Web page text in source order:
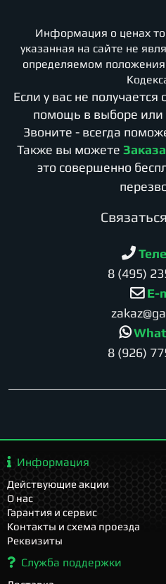
Информация о ценах
указанная на сайте не
определяемом
Если у вас не
помощь в выборе или
Звоните - всегда
Также вы можете
это совершенно
8 (495)
E-
8 (926)
Информация
Действующие акции
О нас
Гарантия и сервис
Контакты и схема проезда
Реквизиты
Служба поддержки